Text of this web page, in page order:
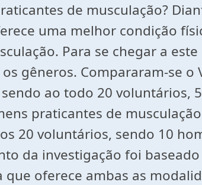
de musculação?
uma melhor condição
Para se chegar a
gêneros. Compararam-se
ao todo 20 voluntários,
praticantes de
20 voluntários, sendo 10
da investigação foi
que oferece ambas as